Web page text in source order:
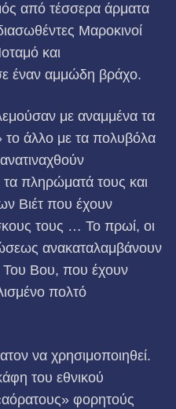
από τέσσερα άρματα
Μαρο­κινοί
και
έναν αμμώδη βράχο.
με αναμμένα τα
το άλλο με τα πολυβόλα
πληρώματά τους και
Βιέτ που έχουν
τους … Το πρωί, οι
ανακαταλαμβάνουν
Του Βου, που έχουν
πολτό
να χρησιμοποιηθεί.
του εθνικού
φορητούς